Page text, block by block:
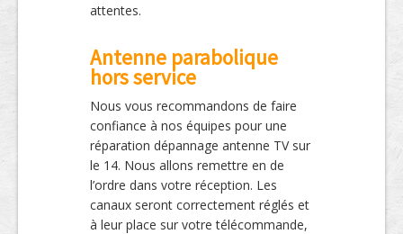
attentes.
Antenne parabolique
hors service
Nous vous recommandons de faire
confiance à nos équipes pour une
réparation dépannage antenne TV sur
le 14. Nous allons remettre en de
l’ordre dans votre réception. Les
canaux seront correctement réglés et
à leur place sur votre télécommande,